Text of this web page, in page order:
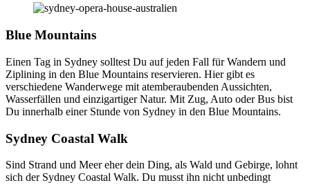
Blue Mountains
Einen Tag in Sydney solltest Du auf jeden Fall für Wandern und
Ziplining in den Blue Mountains reservieren. Hier gibt es
verschiedene Wanderwege mit atemberaubenden Aussichten,
Wasserfällen und einzigartiger Natur. Mit Zug, Auto oder Bus bist
Du innerhalb einer Stunde von Sydney in den Blue Mountains.
Sydney Coastal Walk
Sind Strand und Meer eher dein Ding, als Wald und Gebirge, lohnt
sich der Sydney Coastal Walk. Du musst ihn nicht unbedingt